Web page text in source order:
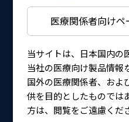
医療関係者向け
当サイトは、日本国内の
当社の医療向け製品情報
国外の医療関係者、およ
供を目的としたものでは
方は、閲覧をご遠慮くだ
権利の尊重について
当社は、個人情報に関
己の個人情報に対し開
ときは、法令、内部規
査し適切に対応いたし
安全対策の実施につ
当社は、社内における